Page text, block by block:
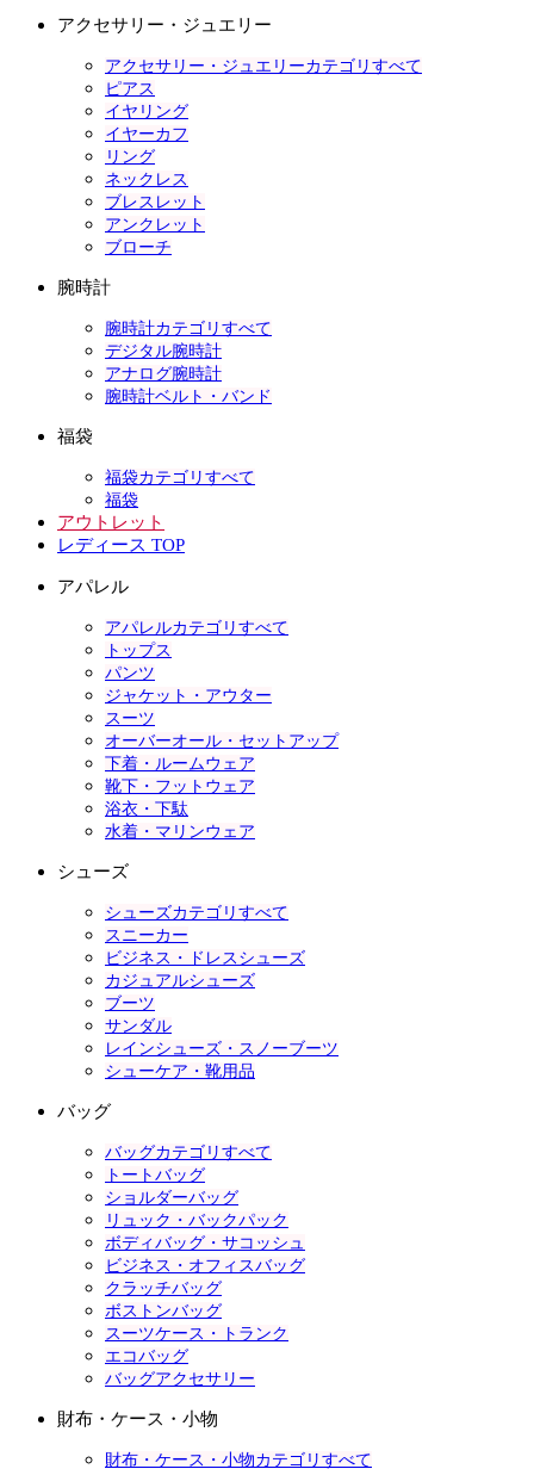
アクセサリー・ジュエリー
アクセサリー・ジュエリーカテゴリすべて
ピアス
イヤリング
イヤーカフ
リング
ネックレス
ブレスレット
アンクレット
ブローチ
腕時計
腕時計カテゴリすべて
デジタル腕時計
アナログ腕時計
腕時計ベルト・バンド
福袋
福袋カテゴリすべて
福袋
アウトレット
レディース TOP
アパレル
アパレルカテゴリすべて
トップス
パンツ
ジャケット・アウター
スーツ
オーバーオール・セットアップ
下着・ルームウェア
靴下・フットウェア
浴衣・下駄
水着・マリンウェア
シューズ
シューズカテゴリすべて
スニーカー
ビジネス・ドレスシューズ
カジュアルシューズ
ブーツ
サンダル
レインシューズ・スノーブーツ
シューケア・靴用品
バッグ
バッグカテゴリすべて
トートバッグ
ショルダーバッグ
リュック・バックパック
ボディバッグ・サコッシュ
ビジネス・オフィスバッグ
クラッチバッグ
ボストンバッグ
スーツケース・トランク
エコバッグ
バッグアクセサリー
財布・ケース・小物
財布・ケース・小物カテゴリすべて